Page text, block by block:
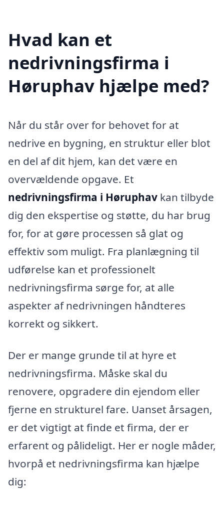
Hvad kan et
nedrivningsfirma i
Høruphav hjælpe med?
Når du står over for behovet for at
nedrive en bygning, en struktur eller blot
en del af dit hjem, kan det være en
overvældende opgave. Et
nedrivningsfirma i Høruphav kan tilbyde
dig den ekspertise og støtte, du har brug
for, for at gøre processen så glat og
effektiv som muligt. Fra planlægning til
udførelse kan et professionelt
nedrivningsfirma sørge for, at alle
aspekter af nedrivningen håndteres
korrekt og sikkert.
Der er mange grunde til at hyre et
nedrivningsfirma. Måske skal du
renovere, opgradere din ejendom eller
fjerne en strukturel fare. Uanset årsagen,
er det vigtigt at finde et firma, der er
erfarent og pålideligt. Her er nogle måder,
hvorpå et nedrivningsfirma kan hjælpe
dig: